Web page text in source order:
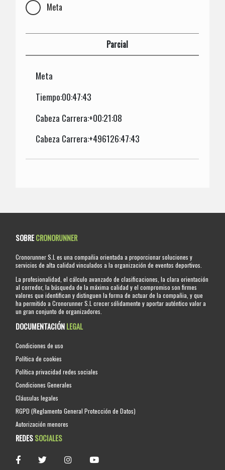
Meta
Parcial
Meta
Tiempo:00:47:43
Cabeza Carrera:+00:21:08
Cabeza Carrera:+496126:47:43
SOBRECRONORUNNER
Cronorunner S.L es una compañia orientada a proporcionar soluciones y
servicios de alta calidad vinculados a la organización de eventos deportivos.
La profesionalidad, el cálculo avanzado de clasificaciones, la clara orientación
al corredor, la búsqueda de la máxima calidad y el compromiso son firmes
valores que identifican y distinguen la forma de actuar de la compañia, y que
ha permitido a Cronorunner S.L crecer sólidamente y aportar auténtico valor a
un gran conjunto de organizadores.
DOCUMENTACIÓNLEGAL
Condiciones de uso
Política de cookies
Política privacidad redes sociales
Condiciones Generales
Cláusulas legales
RGPD (Reglamento General Protección de Datos)
Autorización menores
REDESSOCIALES